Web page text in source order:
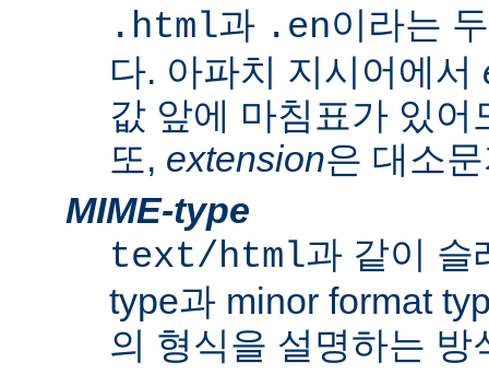
.html과 .en이라는
다. 아파치 지시어에서
값 앞에 마침표가 있
또, extension은 대소
MIME-type
text/html과 같이 슬
type과 minor format
의 형식을 설명하는 방